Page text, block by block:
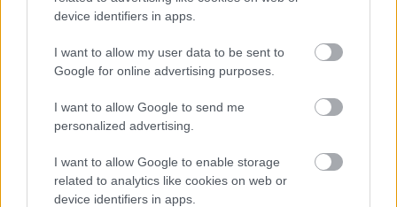
device identifiers in apps.
I want to allow my user data to be sent to
Google for online advertising purposes.
I want to allow Google to send me
personalized advertising.
I want to allow Google to enable storage
related to analytics like cookies on web or
device identifiers in apps.
Μάθε πρώτος όλες τις σημαντικές
ειδήσεις.
Βάλε το proson.gr στα αποτελέσματα
αναζήτησης της Google